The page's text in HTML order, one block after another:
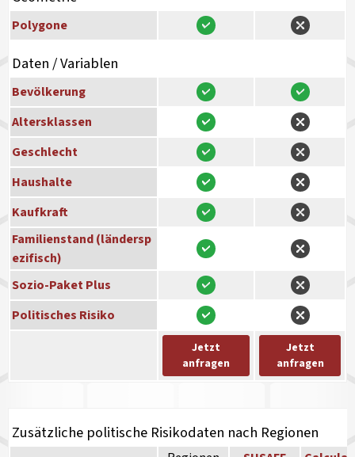
Polygone
Daten / Variablen
Bevölkerung
Altersklassen
Geschlecht
Haushalte
Kaufkraft
Familienstand (ländersp
ezifisch)
Sozio-Paket Plus
Politisches Risiko
Jetzt
anfragen
Jetzt
anfragen
Zusätzliche politische Risikodaten nach Regionen